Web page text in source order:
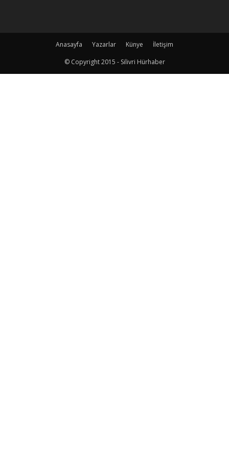
Anasayfa Yazarlar Künye
İletişim
© Copyright 2015 - Silivri Hürhaber